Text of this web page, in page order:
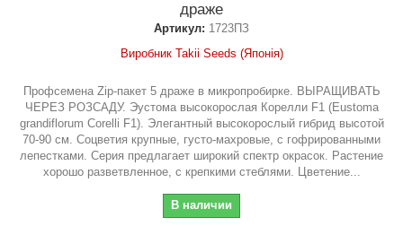
драже
Артикул: 1723ПЗ
Виробник Takii Seeds (Японія)
Профсемена Zip-пакет 5 драже в микропробирке. ВЫРАЩИВАТЬ
ЧЕРЕЗ РОЗСАДУ. Эустома высокорослая Корелли F1 (Eustoma
grandiflorum Corelli F1). Элегантный высокорослый гибрид высотой
70-90 см. Соцветия крупные, густо-махровые, с гофрированными
лепестками. Серия предлагает широкий спектр окрасок. Растение
хорошо разветвленное, с крепкими стеблями. Цветение...
В наличии